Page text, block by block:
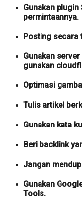
Gunakan plugin
permintaannya.
Posting secara
Gunakan
gunakan
Optimasi
Tulis artikel
Gunakan kata
Beri backlink
Jangan
Gunakan
Tools.